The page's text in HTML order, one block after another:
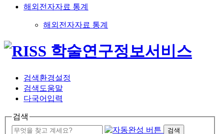
해외전자자료 통계
해외전자자료 통계
검색환경설정
검색도움말
다국어입력
검색
검색